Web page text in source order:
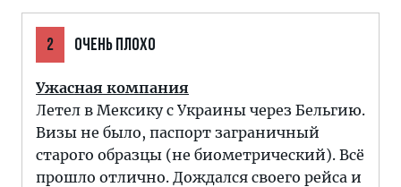
2 ОЧЕНЬ ПЛОХО
Ужасная компания
Летел в Мексику с Украины через Бельгию.
Визы не было, паспорт заграничный
старого образцы (не биометрический). Всё
прошло отлично. Дождался своего рейса и